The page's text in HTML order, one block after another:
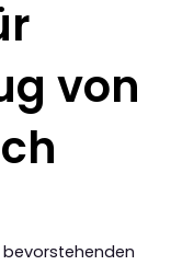
von
bevorstehenden